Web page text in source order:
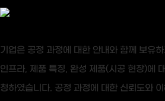
기업은 공정 과정에 대한 안내와 함께 보유
인프라, 제품 특징, 완성 제품(시공 현장)에
청하였습니다. 공정 과정에 대한 신뢰도와